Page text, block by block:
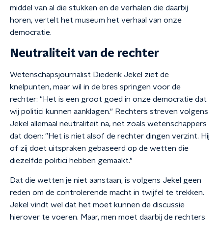
middel van al die stukken en de verhalen die daarbij
horen, vertelt het museum het verhaal van onze
democratie.
Neutraliteit van de rechter
Wetenschapsjournalist Diederik Jekel ziet de
knelpunten, maar wil in de bres springen voor de
rechter: "Het is een groot goed in onze democratie dat
wij politici kunnen aanklagen." Rechters streven volgens
Jekel allemaal neutraliteit na, net zoals wetenschappers
dat doen: "Het is niet alsof de rechter dingen verzint. Hij
of zij doet uitspraken gebaseerd op de wetten die
diezelfde politici hebben gemaakt."
Dat die wetten je niet aanstaan, is volgens Jekel geen
reden om de controlerende macht in twijfel te trekken.
Jekel vindt wel dat het moet kunnen de discussie
hierover te voeren. Maar, men moet daarbij de rechters